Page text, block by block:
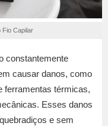
Fio Capilar
constantemente
causar danos, como
ferramentas térmicas,
Esses danos
e sem